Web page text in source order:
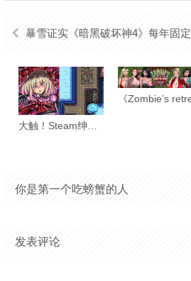
暴雪证实《暗黑破坏神4》每年固定发大型DLC 注重本作长期发展
你是第一个吃螃蟹的人
发表评论